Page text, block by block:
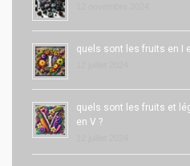
quels sont les fruits en I
quels sont les fruits et
en V ?